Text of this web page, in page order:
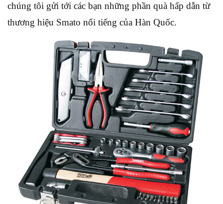
chúng tôi gửi tới các bạn những phần quà hấp dẫn từ
thương hiệu Smato nổi tiếng của Hàn Quốc.